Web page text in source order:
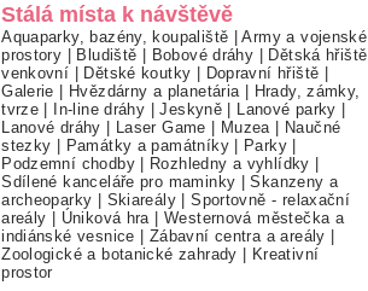
Stálá místa k návštěvě
Aquaparky, bazény, koupaliště |Army a vojenské
prostory | Bludiště | Bobové dráhy | Dětská hřiště
venkovní | Dětské koutky | Dopravní hřiště |
Galerie | Hvězdárny a planetária | Hrady, zámky,
tvrze | In-line dráhy |Jeskyně | Lanové parky |
Lanové dráhy | Laser Game | Muzea | Naučné
stezky | Památky a památníky| Parky |
Podzemní chodby| Rozhledny a vyhlídky |
Sdílené kanceláře pro maminky |Skanzeny a
archeoparky | Skiareály |Sportovně - relaxační
areály | Úniková hra |Westernová městečka a
indiánské vesnice | Zábavní centra a areály |
Zoologické a botanické zahrady | Kreativní
prostor